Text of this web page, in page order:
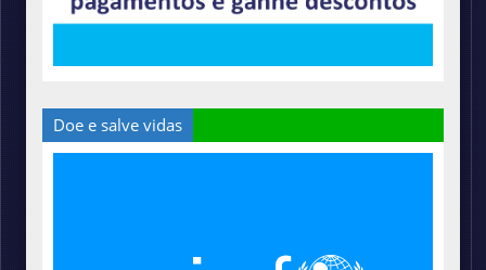
Doe e salve vidas